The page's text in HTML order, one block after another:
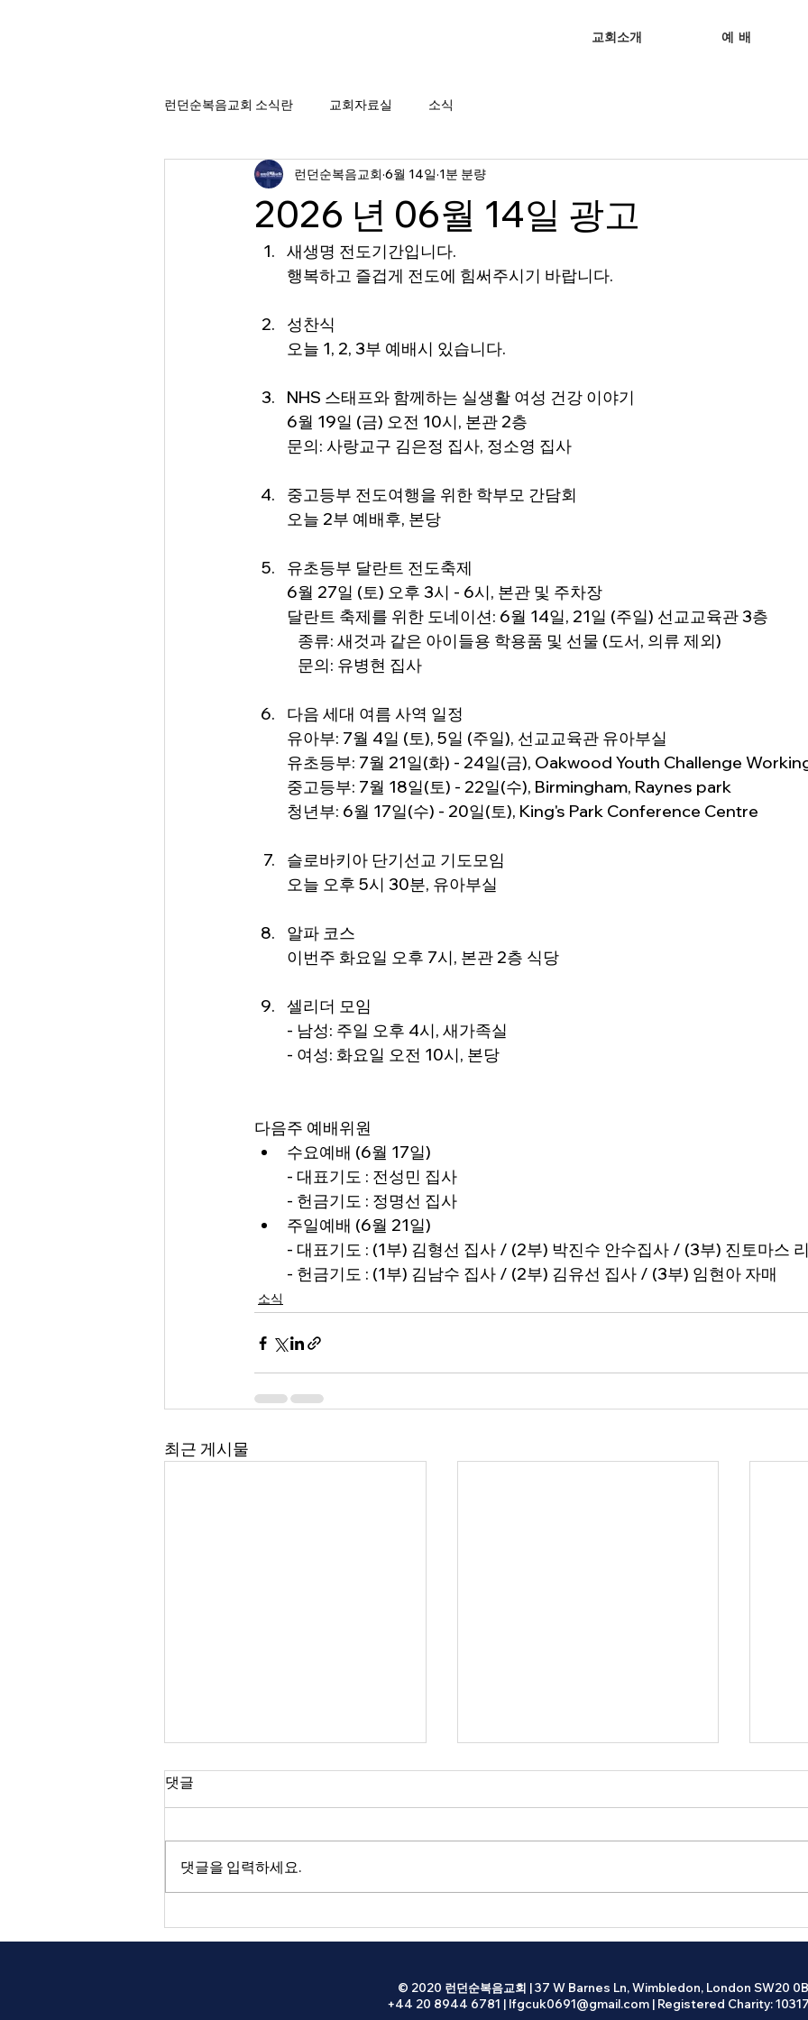
교회소개 예 배
런던순복음교회 소식란 교회자료실 소식
2026 년 06월 14일 광고
런던순복음교회 6월 14일 1분 분량
새생명 전도기간입니다.
행복하고 즐겁게 전도에 힘써주시기 바랍니다.
성찬식
오늘 1, 2, 3부 예배시 있습니다.
NHS 스태프와 함께하는 실생활 여성 건강 이야기
6월 19일 (금) 오전 10시, 본관 2층
문의: 사랑교구 김은정 집사, 정소영 집사
중고등부 전도여행을 위한 학부모 간담회
오늘 2부 예배후, 본당
유초등부 달란트 전도축제
6월 27일 (토) 오후 3시 - 6시, 본관 및 주차장
달란트 축제를 위한 도네이션: 6월 14일, 21일 (주일) 선교교육관 3층
종류: 새것과 같은 아이들용 학용품 및 선물 (도서, 의류 제외)
문의: 유병현 집사
다음 세대 여름 사역 일정
유아부: 7월 4일 (토), 5일 (주일), 선교교육관 유아부실
유초등부: 7월 21일(화) - 24일(금), Oakwood Youth Challenge
중고등부: 7월 18일(토) - 22일(수), Birmingham, Raynes park
청년부: 6월 17일(수) - 20일(토), King's Park Conference Centre
슬로바키아 단기선교 기도모임
오늘 오후 5시 30분, 유아부실
알파 코스
이번주 화요일 오후 7시, 본관 2층 식당
셀리더 모임
- 남성: 주일 오후 4시, 새가족실
- 여성: 화요일 오전 10시, 본당
다음주 예배위원
수요예배 (6월 17일)
- 대표기도 : 전성민 집사
- 헌금기도 : 정명선 집사
주일예배 (6월 21일)
- 대표기도 : (1부) 김형선 집사 / (2부) 박진수 안수집사 / (3부) 진토마스
- 헌금기도 : (1부) 김남수 집사 / (2부) 김유선 집사 / (3부) 임현아 자매
소식
최근 게시물
2026년 08월 02일 광고
성찬식 오늘 1, 2, 3부 예배시에 있
그라운드 커뮤니티 교회 출발: 8월
9일 (주일) 3부 예배 후 선교사 컨퍼
특별집회: 9월 9일 (수) 오후 7시
2026년 07월 26일 광고
성찬식 다음 주일 1, 2, 3부 예배시
은 오후 3시 이전에 이동 주차를 부
7일 (월) - 11일 (금) 특별집회: 9월 9
이영훈 목사 (여의도 순복음교회)
준비위원회: 8월 2일
중고
전 11
0DI)
댓글
댓글을 입력하세요.
© 2020 런던순복음교회 | 37 W Barnes Ln, Wimbledon, London SW20
+44 20 8944 6781 | lfgcuk0691@gmail.com | Registered Charity: